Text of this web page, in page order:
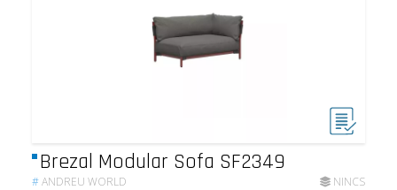
Brezal Modular Sofa SF2349
#ANDREU WORLD NINCS